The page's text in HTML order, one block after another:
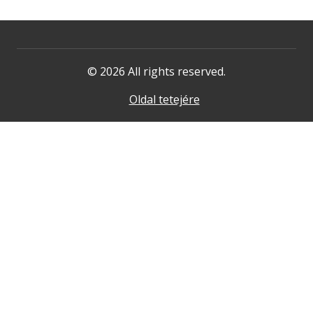
© 2026 All rights reserved.
Oldal tetejére